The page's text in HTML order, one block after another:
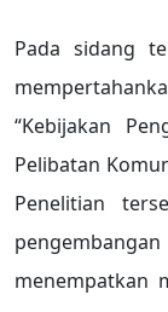
Pada sidang
“Kebijakan
Pelibatan
Penelitian
menempatkan